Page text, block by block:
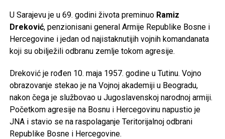
U Sarajevu je u 69. godini života preminuo Ramiz
Dreković, penzionisani general Armije Republike Bosne i
Hercegovine i jedan od najistaknutijih vojnih komandanata
koji su obilježili odbranu zemlje tokom agresije.
Dreković je rođen 10. maja 1957. godine u Tutinu. Vojno
obrazovanje stekao je na Vojnoj akademiji u Beogradu,
nakon čega je službovao u Jugoslavenskoj narodnoj armiji.
Početkom agresije na Bosnu i Hercegovinu napustio je
JNA i stavio se na raspolaganje Teritorijalnoj odbrani
Republike Bosne i Hercegovine.